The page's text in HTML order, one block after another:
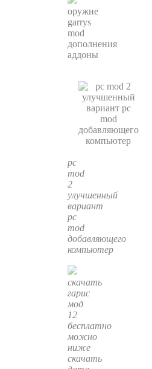
оружие
garrys
mod
дополнения
аддоны
pc
mod
2
улучшенный
вариант
pc
mod
добавляющего
компьютер
скачать
гарис
мод
12
бесплатно
можно
ниже
скачать